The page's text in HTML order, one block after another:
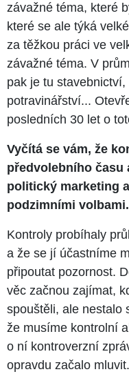
závažné téma, které
které se ale týká
za těžkou práci ve
závažné téma. V
pak je tu
potravinářství...
posledních 30 let o
Vyčítá se vám, že
předvolebního času
politický marketing
podzimními
Kontroly probíhaly
a že se jí účastníme
připoutat pozornost.
věc začnou zajímat,
spouštěli, ale nestalo
že musíme kontrolní
o ní kontroverzní
opravdu začalo